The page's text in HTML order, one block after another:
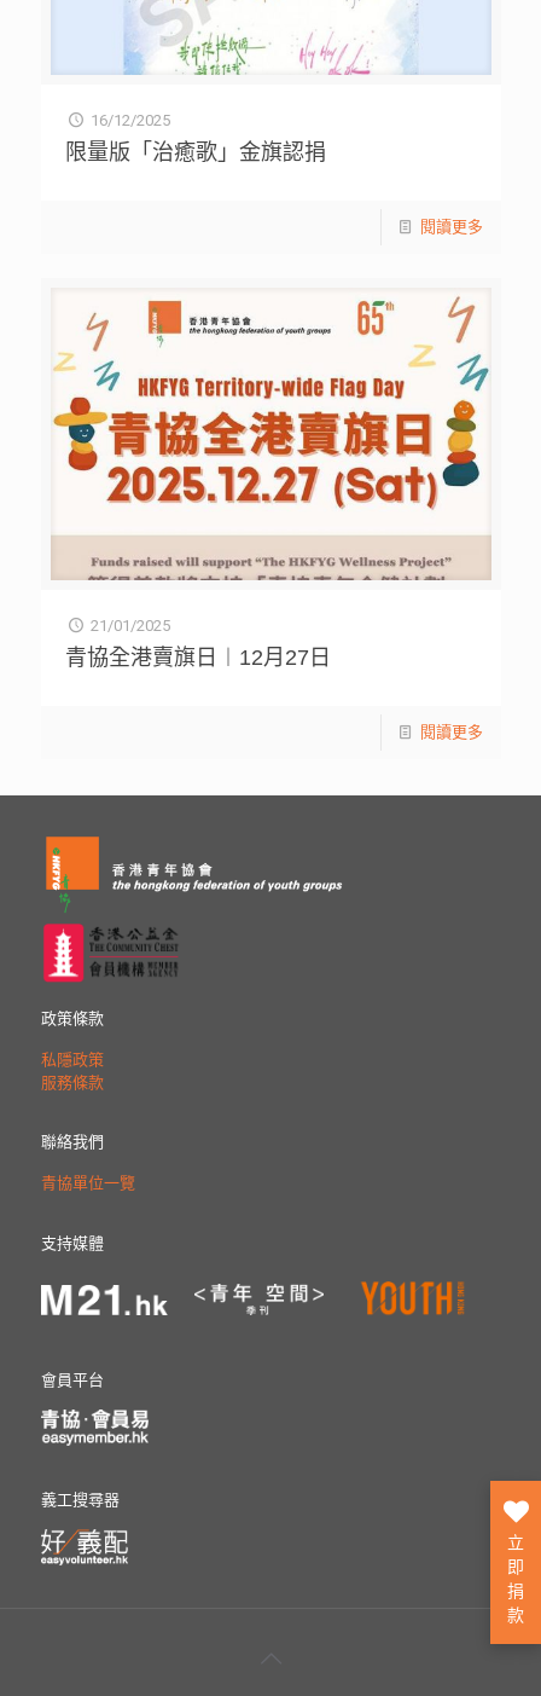
16/12/2025
限量版「治癒歌」金旗認捐
閱讀更多
21/01/2025
青協全港賣旗日︱12月27日
閱讀更多
政策條款
私隱政策
服務條款
聯絡我們
青協單位一覽
支持媒體
會員平台
義工搜尋器
立
即
捐
款